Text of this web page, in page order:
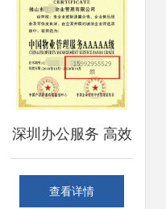
深圳办公服务 高效
解决方案引领未来
查看详情